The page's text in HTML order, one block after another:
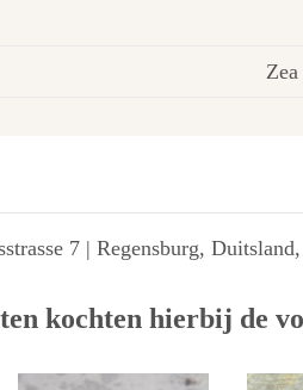
7 | Regensburg,
kochten hierbij de